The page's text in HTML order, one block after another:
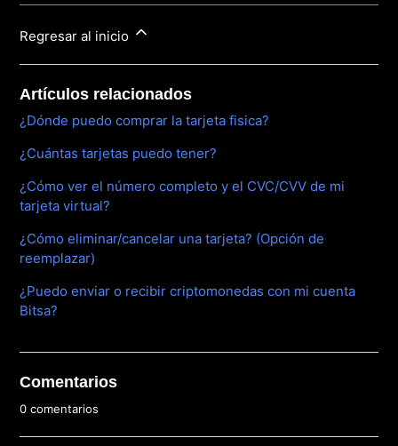
Regresar al inicio
Artículos relacionados
¿Dónde puedo comprar la tarjeta fisica?
¿Cuántas tarjetas puedo tener?
¿Cómo ver el número completo y el CVC/CVV de mi
tarjeta virtual?
¿Cómo eliminar/cancelar una tarjeta? (Opción de
reemplazar)
¿Puedo enviar o recibir criptomonedas con mi cuenta
Bitsa?
Comentarios
0 comentarios